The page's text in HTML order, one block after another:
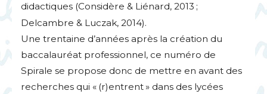
didactiques (Considère & Liénard, 2013 ;
Delcambre & Luczak, 2014).
Une trentaine d’années après la création du
baccalauréat professionnel, ce numéro de
Spirale se propose donc de mettre en avant des
recherches qui « (r)entrent» dans des lycées